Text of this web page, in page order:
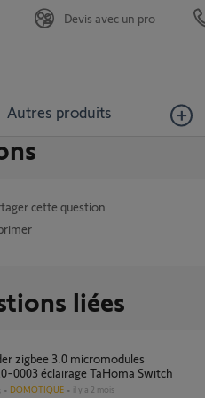
Autres produits
Devis avec un pro
cette question
liées
0003 éclairage TaHoma Switch
DOMOTIQUE il y a 2 mois